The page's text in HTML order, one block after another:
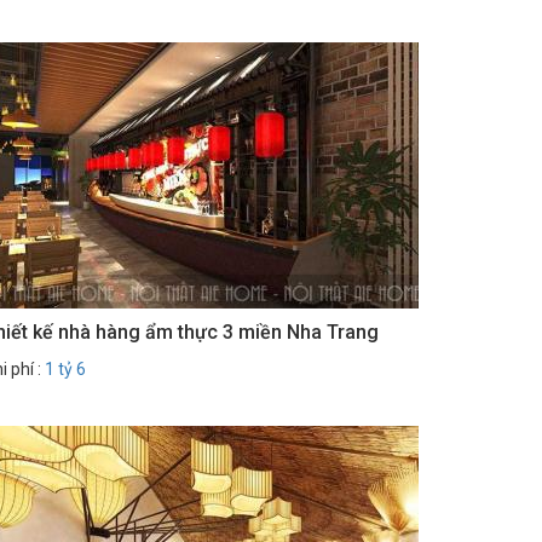
kế nhà hàng ẩm thực 3 miền Nha Trang
phí : 1 tỷ 6